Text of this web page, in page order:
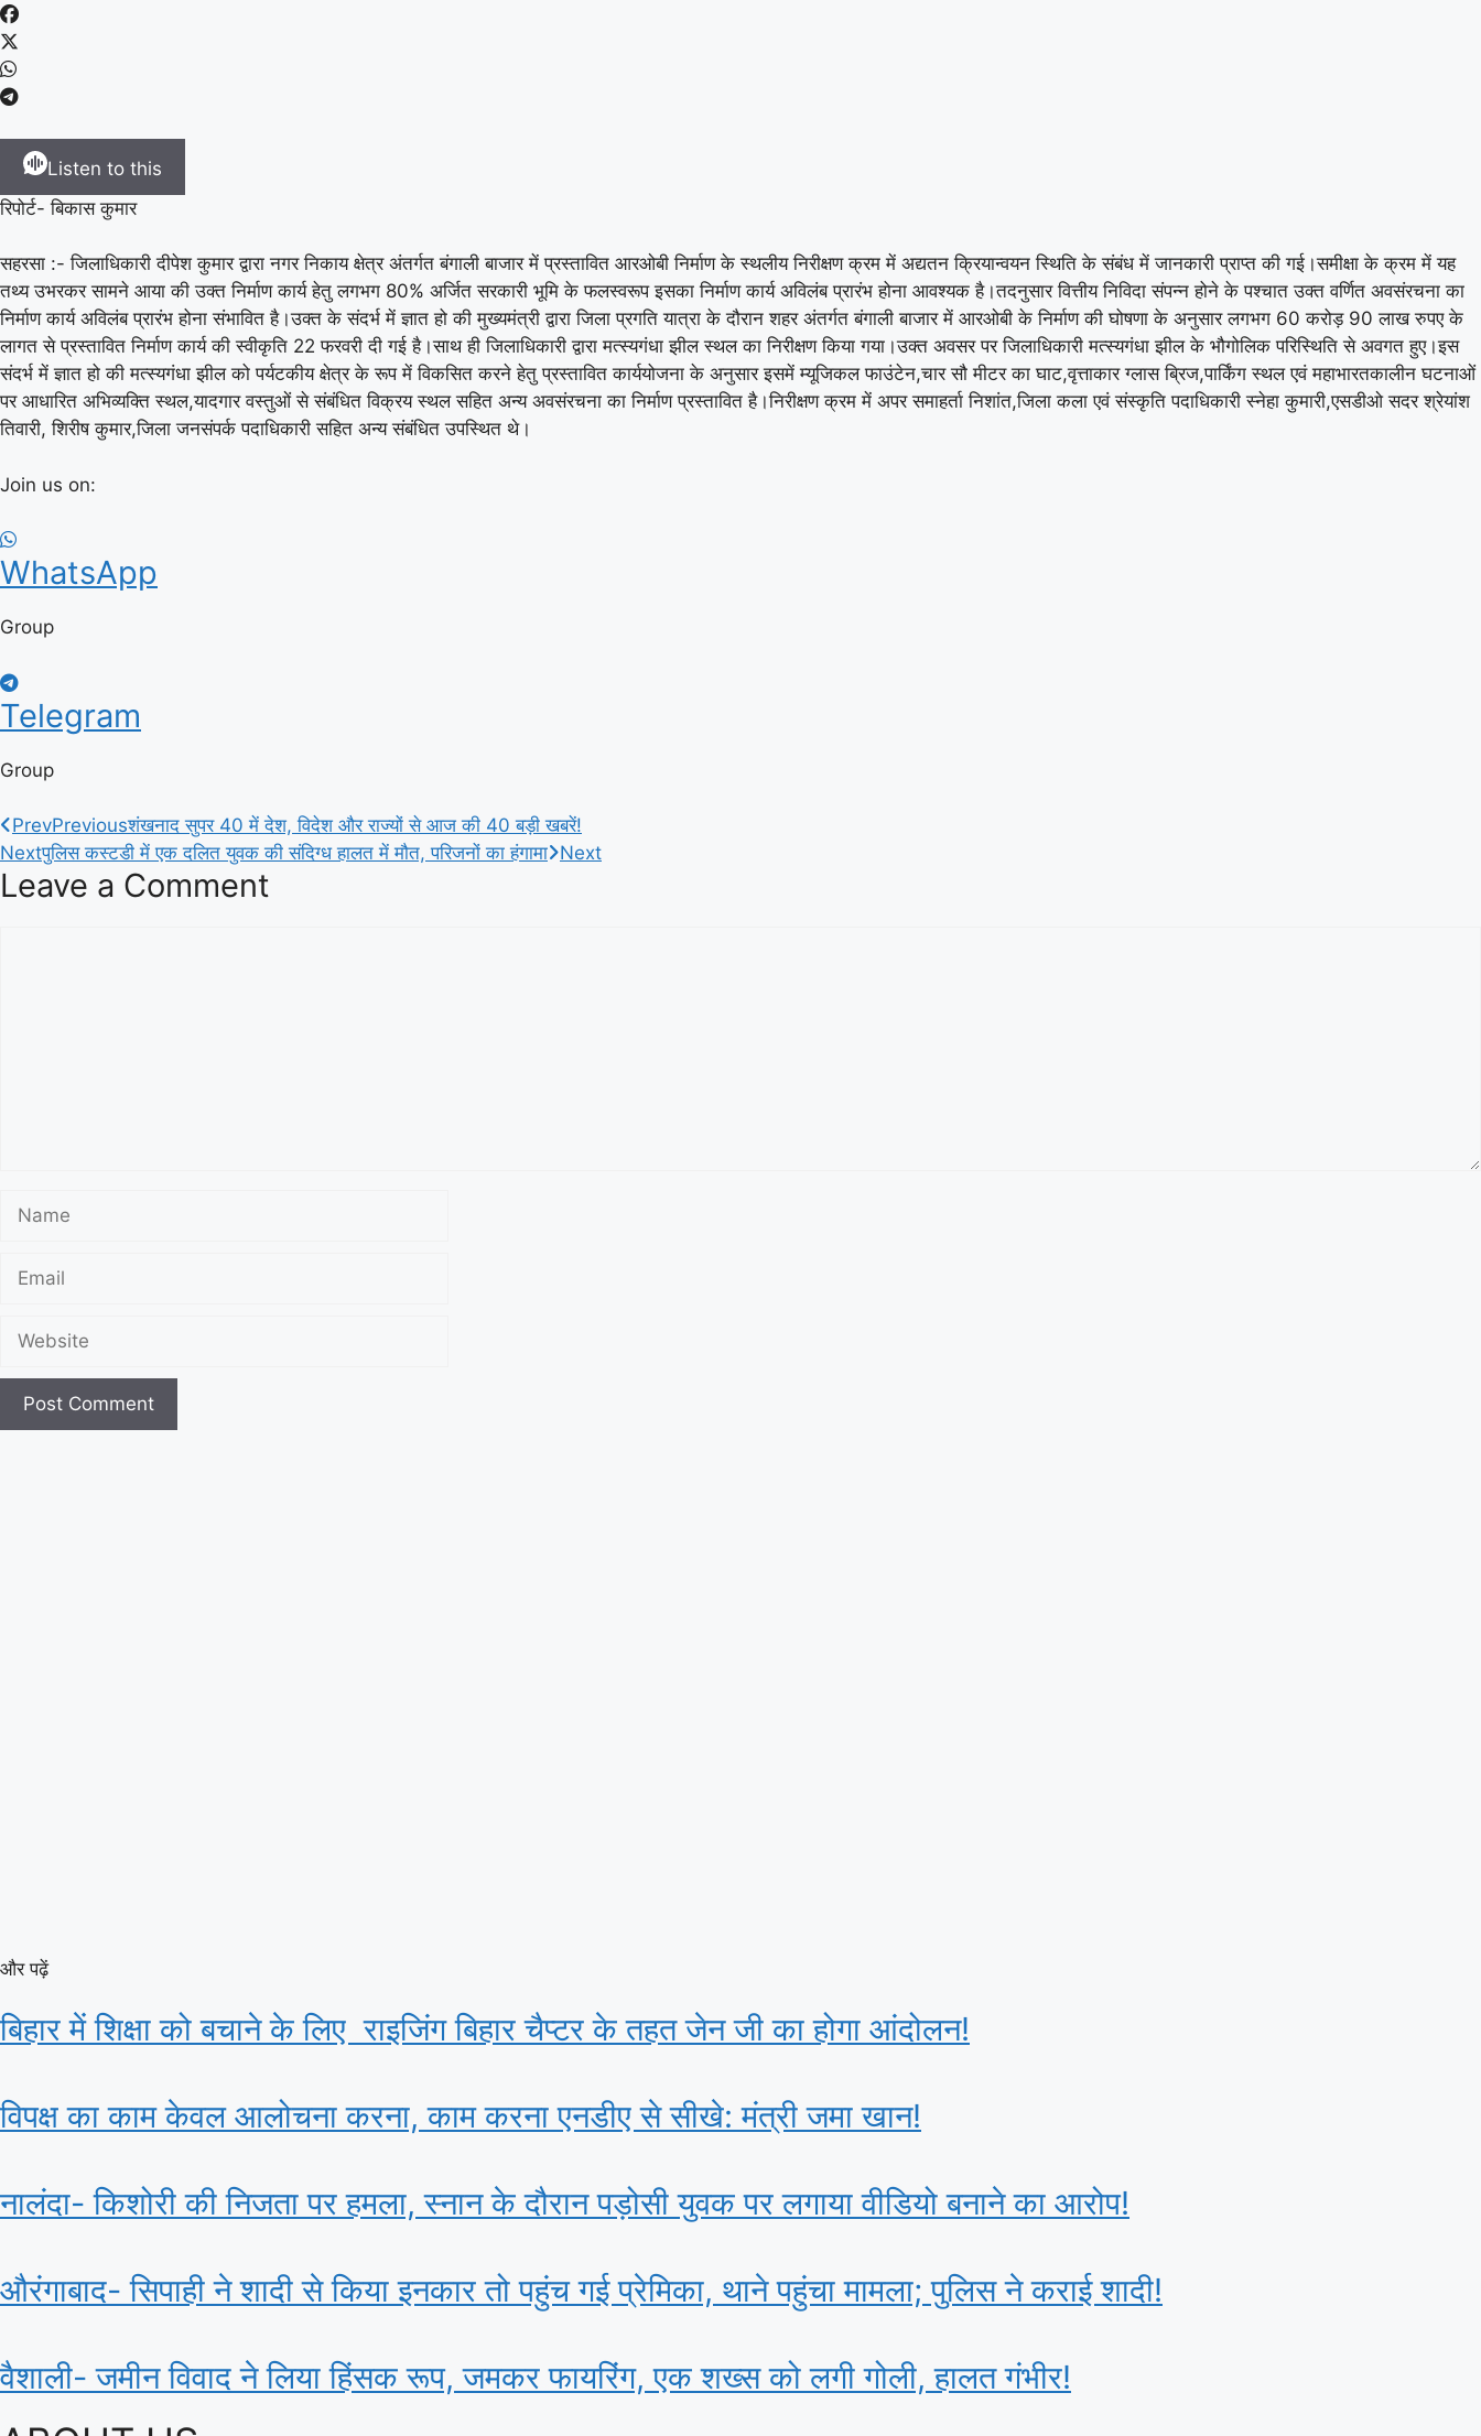
Listen to this
रिपोर्ट- बिकास कुमार
सहरसा :- जिलाधिकारी दीपेश कुमार द्वारा नगर निकाय क्षेत्र अंतर्गत बंगाली बाजार में प्रस्तावित आरओबी निर्माण के स्थलीय निरीक्षण क्रम में अद्यतन क्रियान्वयन स्थिति के संबंध में जानकारी प्राप्त की गई।समीक्षा के क्रम में यह
तथ्य उभरकर सामने आया की उक्त निर्माण कार्य हेतु लगभग 80% अर्जित सरकारी भूमि के फलस्वरूप इसका निर्माण कार्य अविलंब प्रारंभ होना आवश्यक है।तदनुसार वित्तीय निविदा संपन्न होने के पश्चात उक्त वर्णित अवसंरचना का
निर्माण कार्य अविलंब प्रारंभ होना संभावित है।उक्त के संदर्भ में ज्ञात हो की मुख्यमंत्री द्वारा जिला प्रगति यात्रा के दौरान शहर अंतर्गत बंगाली बाजार में आरओबी के निर्माण की घोषणा के अनुसार लगभग 60 करोड़ 90 लाख रुपए के
लागत से प्रस्तावित निर्माण कार्य की स्वीकृति 22 फरवरी दी गई है।साथ ही जिलाधिकारी द्वारा मत्स्यगंधा झील स्थल का निरीक्षण किया गया।उक्त अवसर पर जिलाधिकारी मत्स्यगंधा झील के भौगोलिक परिस्थिति से अवगत हुए।इस
संदर्भ में ज्ञात हो की मत्स्यगंधा झील को पर्यटकीय क्षेत्र के रूप में विकसित करने हेतु प्रस्तावित कार्ययोजना के अनुसार इसमें म्यूजिकल फाउंटेन,चार सौ मीटर का घाट,वृत्ताकार ग्लास ब्रिज,पार्किंग स्थल एवं महाभारतकालीन घटनाओं
पर आधारित अभिव्यक्ति स्थल,यादगार वस्तुओं से संबंधित विक्रय स्थल सहित अन्य अवसंरचना का निर्माण प्रस्तावित है।निरीक्षण क्रम में अपर समाहर्ता निशांत,जिला कला एवं संस्कृति पदाधिकारी स्नेहा कुमारी,एसडीओ सदर श्रेयांश
तिवारी, शिरीष कुमार,जिला जनसंपर्क पदाधिकारी सहित अन्य संबंधित उपस्थित थे।
Join us on:
WhatsApp
Group
Telegram
Group
PrevPreviousशंखनाद सुपर 40 में देश, विदेश और राज्यों से आज की 40 बड़ी खबरें!
Nextपुलिस कस्टडी में एक दलित युवक की संदिग्ध हालत में मौत, परिजनों का हंगामा Next
Leave a Comment
Name
Email
Website
और पढ़ें
बिहार में शिक्षा को बचाने के लिए राइजिंग बिहार चैप्टर के तहत जेन जी का होगा आंदोलन!
विपक्ष का काम केवल आलोचना करना, काम करना एनडीए से सीखे: मंत्री जमा खान!
नालंदा- किशोरी की निजता पर हमला, स्नान के दौरान पड़ोसी युवक पर लगाया वीडियो बनाने का आरोप!
औरंगाबाद- सिपाही ने शादी से किया इनकार तो पहुंच गई प्रेमिका, थाने पहुंचा मामला; पुलिस ने कराई शादी!
वैशाली- जमीन विवाद ने लिया हिंसक रूप, जमकर फायरिंग, एक शख्स को लगी गोली, हालत गंभीर!